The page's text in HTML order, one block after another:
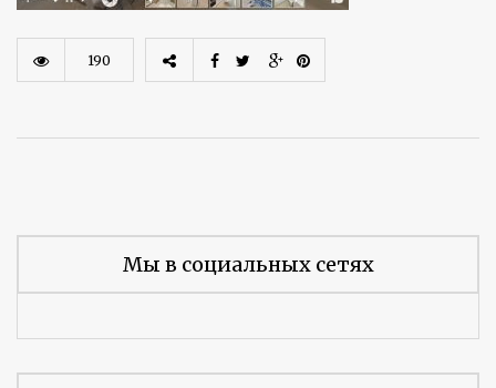
190
Мы в социальных сетях